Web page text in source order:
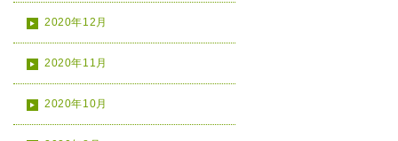
2020年12月
2020年11月
2020年10月